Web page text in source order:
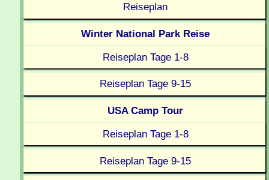
Reiseplan
Winter National Park Reise
Reiseplan Tage 1-8
Reiseplan Tage 9-15
USA Camp Tour
Reiseplan Tage 1-8
Reiseplan Tage 9-15